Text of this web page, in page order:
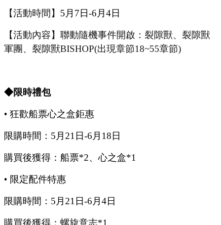
【活動時間】 5 月 7 日-6 月 4日
【活動內容】聯動隨機事件開啟：裂隙獸、裂隙獸
軍團、裂隙獸BISHOP(出現章節18~55章節)
◆限時禮包
• 狂歡船票心之盒鉅惠
限購時間： 5 月 21 日-6 月 18 日
購買後獲得：船票*2、心之盒*1
• 限定配件特惠
限購時間： 5 月 21 日-6 月 4日
購買後獲得：螺旋意志*1